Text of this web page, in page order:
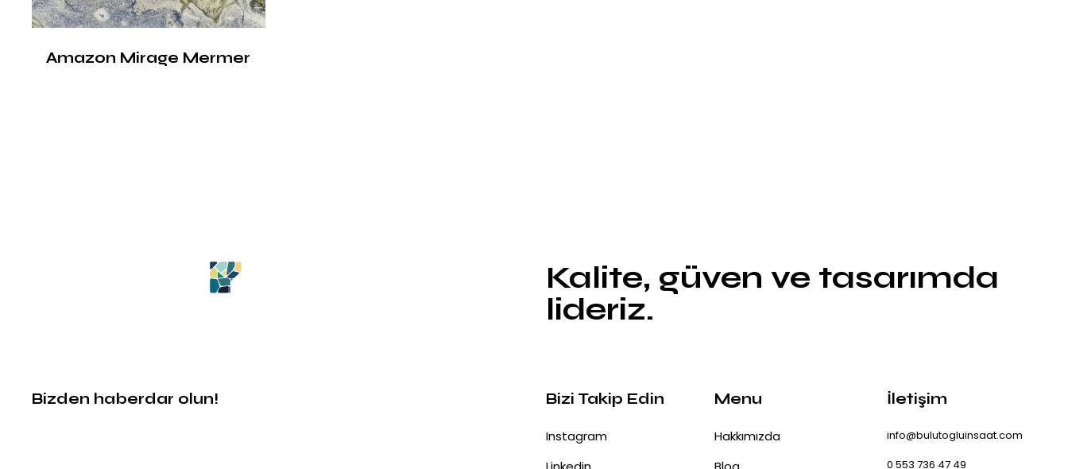
Amazon Mirage Mermer
Kalite, güven ve tasarımda
lideriz.
Bizden haberdar olun! Bizi Takip Edin
Instagram
Menu
Hakkımızda
İletişim
info@bulutogluinsaat.com
0 553 736 47 49